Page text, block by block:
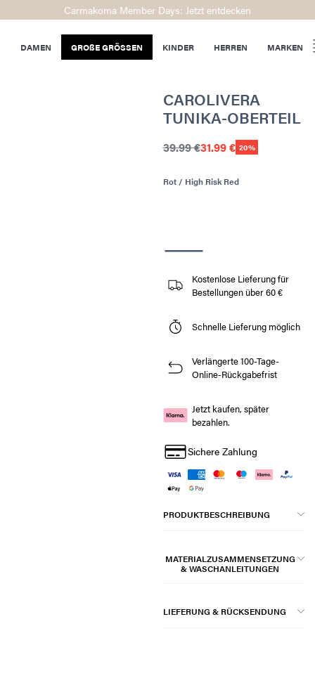
Carmakoma Member Days: Jetzt entdecken
DAMEN GROßE GRÖSSEN KINDER HERREN MARKEN
CAROLIVERA
TUNIKA-OBERTEIL
39.99 €31.99 € 20%
Rot / High Risk Red
Kostenlose Lieferung für
Bestellungen über 60 €
Schnelle Lieferung möglich
Verlängerte 100-Tage-
Online-Rückgabefrist
Jetzt kaufen, später
bezahlen.
Sichere Zahlung
PRODUKTBESCHREIBUNG
MATERIALZUSAMMENSETZUNG
& WASCHANLEITUNGEN
LIEFERUNG & RÜCKSENDUNG